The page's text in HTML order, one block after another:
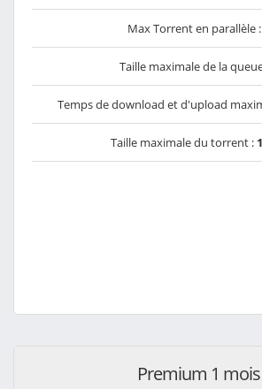
Max Torrent en parallèle :
Taille maximale de la
Temps de download et d'upload
Taille maximale du torrent :
Premium 1 mois